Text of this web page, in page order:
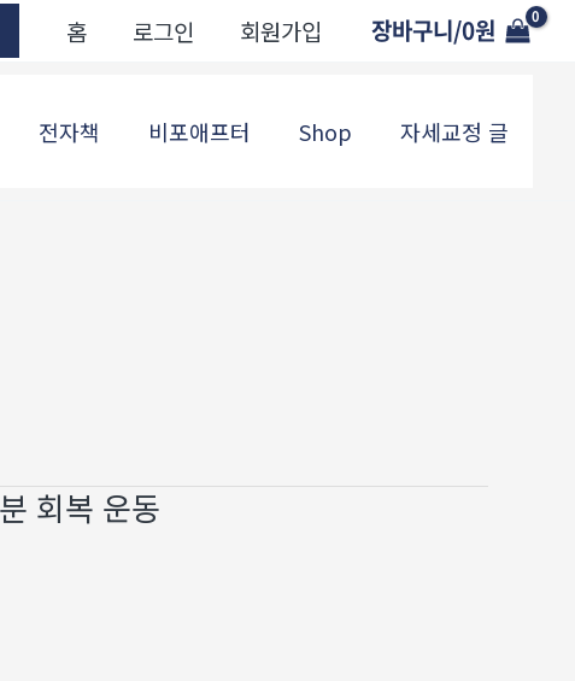
홈 로그인 회원가입 장바구니/0원
전자책 비포애프터 Shop 자세교정 글
회복 운동